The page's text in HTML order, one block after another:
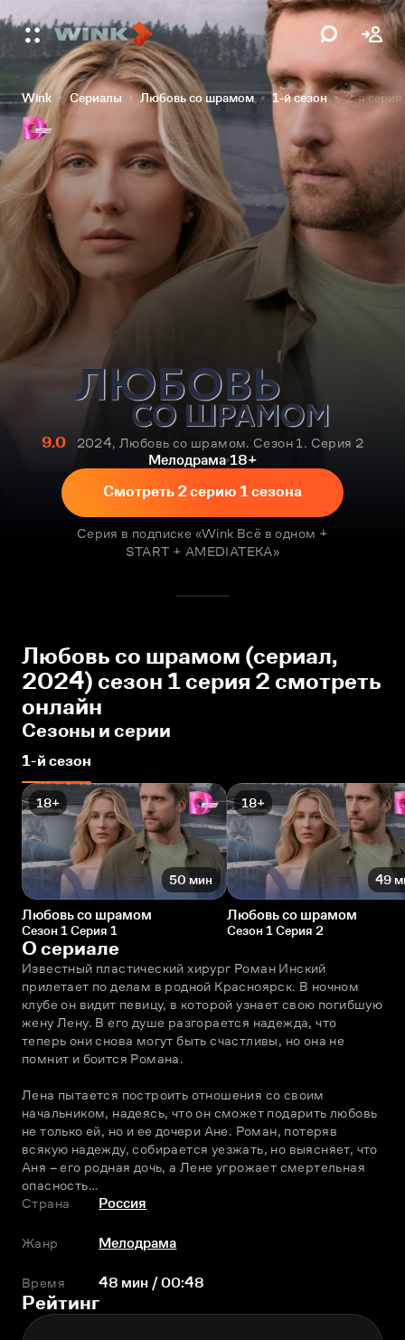
Wink Сериалы Любовь со шрамом 1-й сезон 2-я серия
9.0
2024, Любовь со шрамом. Сезон 1. Серия 2
Мелодрама 18+
Смотреть 2 серию 1 сезона
Серия в подписке «Wink Всё в одном +
START + AMEDIATEKA»
Любовь со шрамом (сериал,
2024) сезон 1 серия 2 смотреть
онлайн
Сезоны и серии
1-й сезон
18+
50 мин
Любовь со шрамом
Сезон 1 Серия 1
18+
49
Любовь со шрамом
Сезон 1 Серия 2
О сериале
Известный пластический хирург Роман Инский
прилетает по делам в родной Красноярск. В ночном
клубе он видит певицу, в которой узнает свою погибшую
жену Лену. В его душе разгорается надежда, что
теперь они снова могут быть счастливы, но она не
помнит и боится Романа.
Лена пытается построить отношения со своим
начальником, надеясь, что он сможет подарить любовь
не только ей, но и ее дочери Ане. Роман, потеряв
всякую надежду, собирается уезжать, но выясняет, что
Аня – его родная дочь, а Лене угрожает смертельная
опасность…
Страна
Россия
Жанр Мелодрама
Время 48 мин / 00:48
Рейтинг